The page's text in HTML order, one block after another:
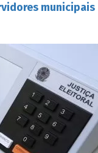
municipais